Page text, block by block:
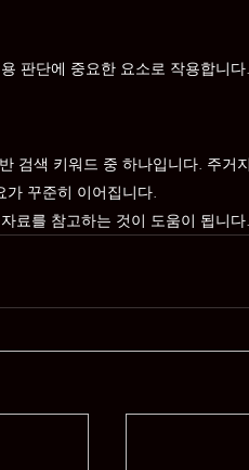
판단에 중요한 요소로 작용합니다.
검색 키워드 중 하나입니다. 주거
꾸준히 이어집니다.
료를 참고하는 것이 도움이 됩니다.